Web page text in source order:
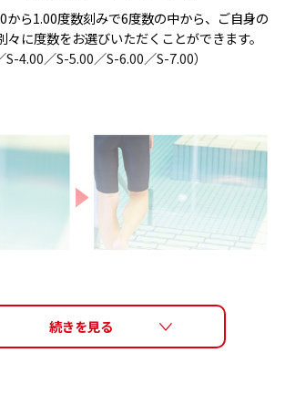
から1.00度数刻みで6度数の中から、ご自身の
に度数をお選びいただくことができます。
S-4.00／S-5.00／S-6.00／S-7.00）